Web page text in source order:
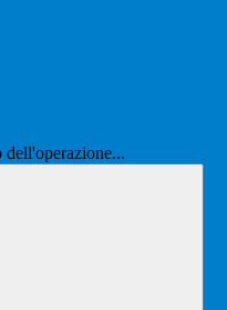
dell'operazione...